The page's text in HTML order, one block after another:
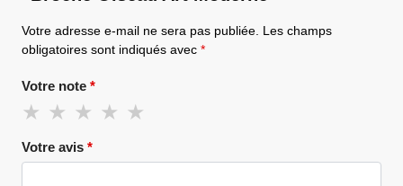
Votre adresse e-mail ne sera pas publiée. Les champs
obligatoires sont indiqués avec *
Votre note *
Votre avis *